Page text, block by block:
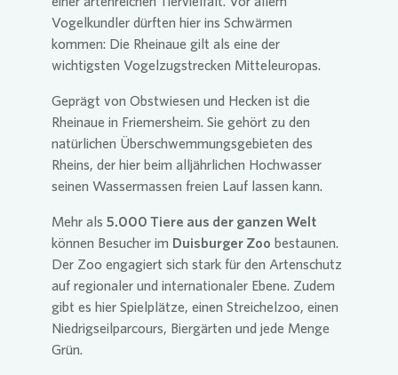
Vogelkundler dürften hier ins Schwärmen
kommen: Die Rheinaue gilt als eine der
wichtigsten Vogelzugstrecken Mitteleuropas.
Geprägt von Obstwiesen und Hecken ist die
Rheinaue in Friemersheim. Sie gehört zu den
natürlichen Überschwemmungsgebieten des
Rheins, der hier beim alljährlichen Hochwasser
seinen Wassermassen freien Lauf lassen kann.
Mehr als 5.000 Tiere aus der ganzen Welt
können Besucher im Duisburger Zoo bestaunen.
Der Zoo engagiert sich stark für den Artenschutz
auf regionaler und internationaler Ebene. Zudem
gibt es hier Spielplätze, einen Streichelzoo, einen
Niedrigseilparcours, Biergärten und jede Menge
Grün.